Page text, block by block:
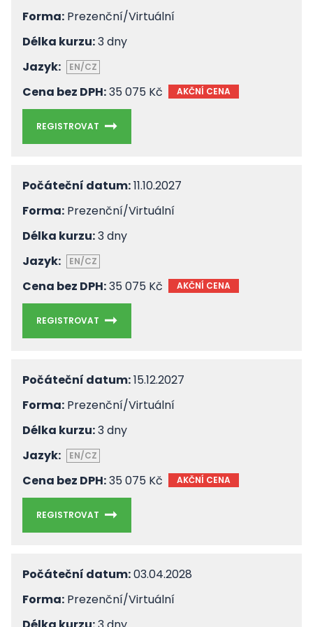
Forma: Prezenční/Virtuální
Délka kurzu:3 dny
Jazyk:
EN/CZ
Cena bez DPH:35 075 Kč AKČNÍ CENA
REGISTROVAT
Počáteční datum:11.10.2027
Forma: Prezenční/Virtuální
Délka kurzu:3 dny
Jazyk:
EN/CZ
Cena bez DPH:35 075 Kč AKČNÍ CENA
REGISTROVAT
Počáteční datum:15.12.2027
Forma: Prezenční/Virtuální
Délka kurzu:3 dny
Jazyk:
EN/CZ
Cena bez DPH:35 075 Kč AKČNÍ CENA
REGISTROVAT
Počáteční datum:03.04.2028
Forma: Prezenční/Virtuální